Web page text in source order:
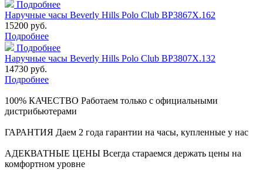
Подробнее
Наручные часы Beverly Hills Polo Club BP3867X.162
15200 руб.
Подробнее
Подробнее
Наручные часы Beverly Hills Polo Club BP3807X.132
14730 руб.
Подробнее
100% КАЧЕСТВО Работаем только с официальными
дистрибьютерами
ГАРАНТИЯ Даем 2 года гарантии на часы, купленные у нас
АДЕКВАТНЫЕ ЦЕНЫ Всегда стараемся держать цены на
комфортном уровне